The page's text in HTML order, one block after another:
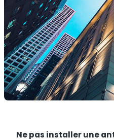
Ne pas installer une